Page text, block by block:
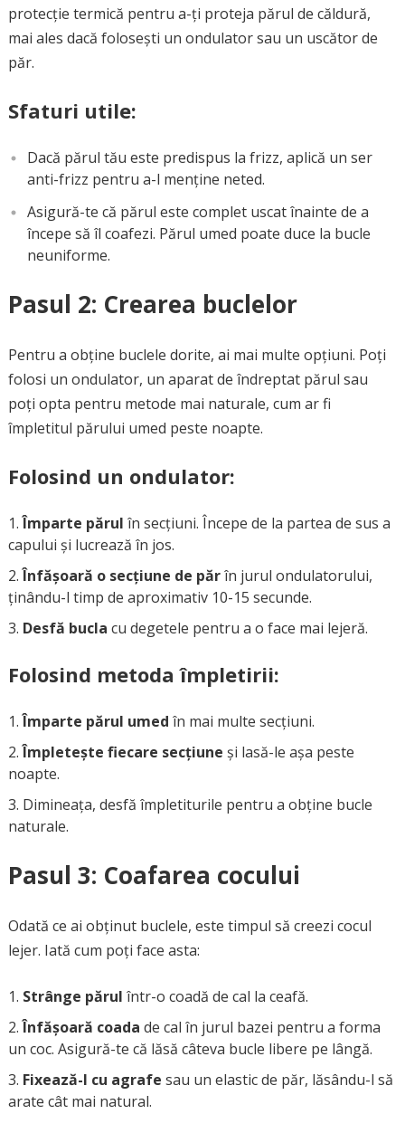
protecție termică pentru a-ți proteja părul de căldură,
mai ales dacă folosești un ondulator sau un uscător de
păr.
Sfaturi utile:
Dacă părul tău este predispus la frizz, aplică un ser
anti-frizz pentru a-l menține neted.
Asigură-te că părul este complet uscat înainte de a
începe să îl coafezi. Părul umed poate duce la bucle
neuniforme.
Pasul 2: Crearea buclelor
Pentru a obține buclele dorite, ai mai multe opțiuni. Poți
folosi un ondulator, un aparat de îndreptat părul sau
poți opta pentru metode mai naturale, cum ar fi
împletitul părului umed peste noapte.
Folosind un ondulator:
Împarte părul în secțiuni. Începe de la partea de sus a
capului și lucrează în jos.
Înfășoară o secțiune de părîn jurul ondulatorului,
ținându-l timp de aproximativ 10-15 secunde.
Desfă bucla cu degetele pentru a o face mai lejeră.
Folosind metoda împletirii:
Împarte părul umed în mai multe secțiuni.
Împletește fiecare secțiune și lasă-le așa peste
noapte.
Dimineața, desfă împletiturile pentru a obține bucle
naturale.
Pasul 3: Coafarea cocului
Odată ce ai obținut buclele, este timpul să creezi cocul
lejer. Iată cum poți face asta:
Strânge părul într-o coadă de cal la ceafă.
Înfășoară coada de cal în jurul bazei pentru a forma
un coc. Asigură-te că lăsă câteva bucle libere pe lângă.
Fixează-l cu agrafe sau un elastic de păr, lăsându-l să
arate cât mai natural.